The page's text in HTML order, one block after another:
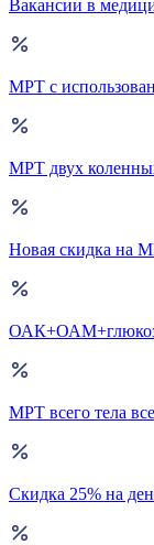
Вакансии в
МРТ с
МРТ двух
Новая скидка на
МРТ всего тела
Скидка 25% на